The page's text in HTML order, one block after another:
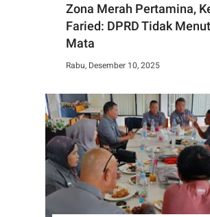
Zona Merah Pertamina,
Faried: DPRD Tidak
Mata
Rabu, Desember 10, 2025